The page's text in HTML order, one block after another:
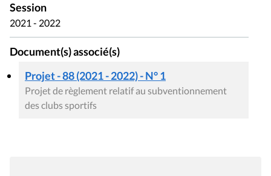
Session
2021 - 2022
Document(s) associé(s)
Projet - 88 (2021 - 2022) - N° 1
Projet de règlement relatif au subventionnement
des clubs sportifs